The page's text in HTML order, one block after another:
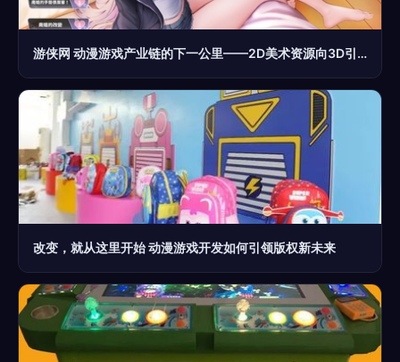
游侠网 动漫游戏产业链的下一公里——2D美术资源向3D引擎的内容游荡
改变，就从这里开始 动漫游戏开发如何引领版权新未来